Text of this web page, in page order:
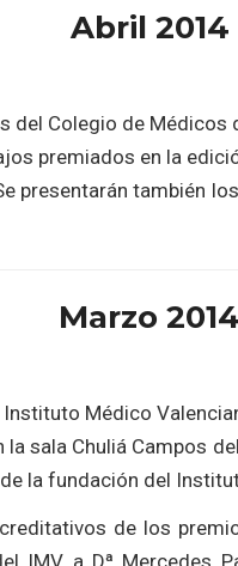
Abril 2014
del Colegio de
premiados en la
presentarán también
Marzo 2014
Médico
sala Chuliá Campos
la fundación del
de los
IMV a Dª Mercedes